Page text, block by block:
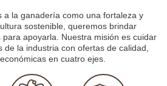
a la ganadería como una fortaleza y
sostenible, queremos brindar
apoyarla. Nuestra misión es cuidar
de la industria con ofertas de calidad,
en cuatro ejes.